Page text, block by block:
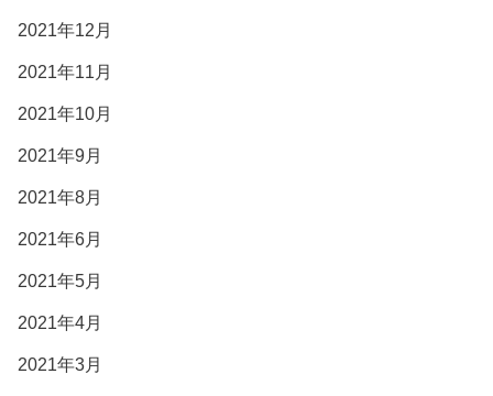
2021年12月
2021年11月
2021年10月
2021年9月
2021年8月
2021年6月
2021年5月
2021年4月
2021年3月